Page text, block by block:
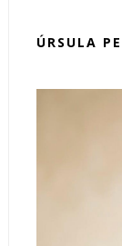
ÚRSULA